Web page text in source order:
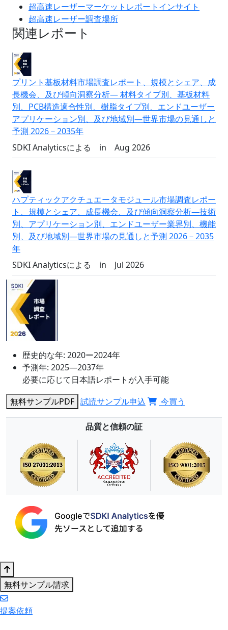
超高速レーザーマーケットレポートインサイト
超高速レーザー調査場所
関連レポート
プリント基板材料市場調査レポート、規模とシェア、成
長機会、及び傾向洞察分析― 材料タイプ別、基板材料
別、PCB構造適合性別、樹脂タイプ別、エンドユーザー
アプリケーション別、及び地域別―世界市場の見通しと
予測 2026－2035年
SDKI Analyticsによる
in Aug 2026
ハプティックアクチュエータモジュール市場調査レポー
ト、規模とシェア、成長機会、及び傾向洞察分析―技術
別、アプリケーション別、エンドユーザー業界別、機能
別、及び地域別―世界市場の見通しと予測 2026－2035
年
SDKI Analyticsによる
in Jul 2026
歴史的な年: 2020ー2024年
予測年: 2025―2037年
必要に応じて日本語レポートが入手可能
無料サンプルPDF 試読サンプル申込 今買う
品質と信頼の証
無料サンプル請求
提案依頼